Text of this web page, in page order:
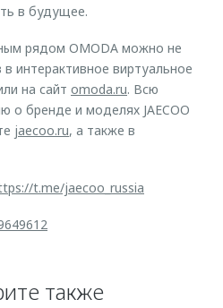
в будущее.
рядом OMODA можно не
интерактивное виртуальное
на сайт omoda.ru. Всю
бренде и моделях JAECOO
jaecoo.ru, а также в
t.me/jaecoo_russia
также